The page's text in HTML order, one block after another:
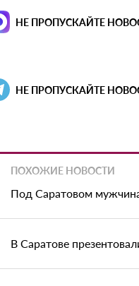
НЕ ПРОПУСКАЙТЕ
НЕ ПРОПУСКАЙТЕ
ПОХОЖИЕ НОВОСТИ
Под Саратовом
В Саратове